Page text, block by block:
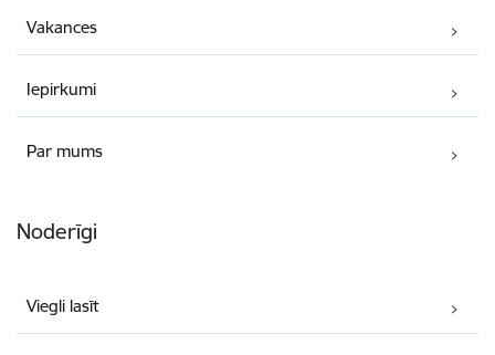
Vakances
Iepirkumi
Par mums
Noderīgi
Viegli lasīt